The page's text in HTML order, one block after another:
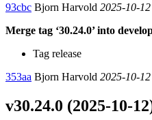
93cbc Bjorn Harvold 2025-10-
Merge tag ‘30.24.0’ into
Tag release
353aa Bjorn Harvold 2025-10-
v30.24.0 (2025-10-